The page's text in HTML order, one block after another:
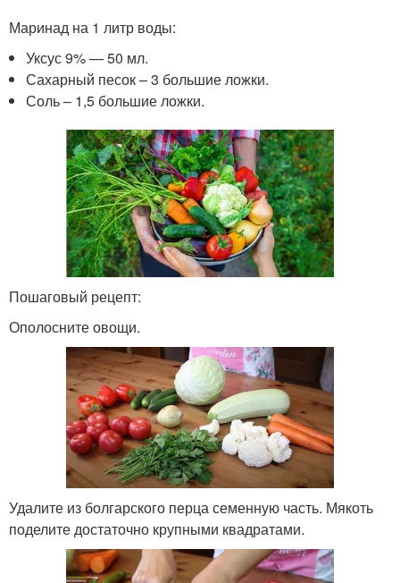
Маринад на 1 литр воды:
Уксус 9% — 50 мл.
Сахарный песок – 3 большие ложки.
Соль – 1,5 большие ложки.
Пошаговый рецепт:
Ополосните овощи.
Удалите из болгарского перца семенную часть. Мякоть
поделите достаточно крупными квадратами.